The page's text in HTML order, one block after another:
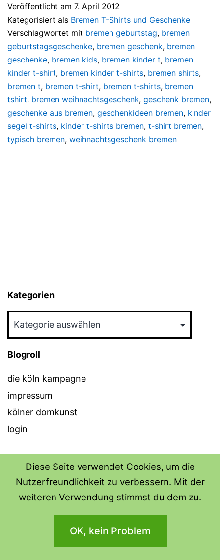
Veröffentlicht am 7. April 2012
Kategorisiert als Bremen T-Shirts und Geschenke
Verschlagwortet mit bremen geburtstag, bremen
geburtstagsgeschenke, bremen geschenk, bremen
geschenke, bremen kids, bremen kinder t, bremen
kinder t-shirt, bremen kinder t-shirts, bremen shirts,
bremen t, bremen t-shirt, bremen t-shirts, bremen
tshirt, bremen weihnachtsgeschenk, geschenk bremen,
geschenke aus bremen, geschenkideen bremen, kinder
segel t-shirts, kinder t-shirts bremen, t-shirt bremen,
typisch bremen, weihnachtsgeschenk bremen
Kategorien
Blogroll
die köln kampagne
impressum
kölner domkunst
login
THE SHIRT SHOPS
Datenschutzerklärung
Stolz präsentiert vonWordPress.
Diese Seite verwendet Cookies, um die
Nutzerfreundlichkeit zu verbessern. Mit der
weiteren Verwendung stimmst du dem zu.
OK, kein Problem